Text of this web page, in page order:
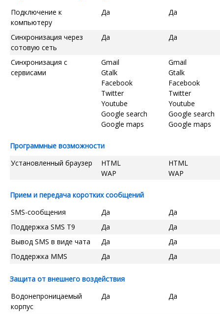
Подключение к
компьютеру
Да Да
Синхронизация через
сотовую сеть
Да Да
Синхронизация с
сервисами
Gmail
Gtalk
Facebook
Twitter
Youtube
Google search
Google maps
Gmail
Gtalk
Facebook
Twitter
Youtube
Google search
Google maps
Программные возможности
Установленный браузер
HTML
WAP
HTML
WAP
Прием и передача коротких сообщений
SMS-сообщения
Да
Да
Поддержка SMS T9
Да
Да
Вывод SMS в виде чата
Да
Да
Поддержка MMS
Да Да
Защита от внешнего воздействия
Водонепроницаемый
корпус
Да Да